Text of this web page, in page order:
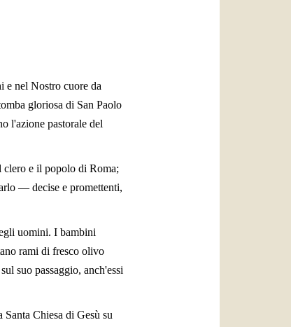
nel Nostro cuore da
gloriosa di San Paolo
l'azione pastorale del
clero e il popolo di Roma;
— decise e promettenti,
uomini. I bambini
rami di fresco olivo
suo passaggio, anch'essi
Chiesa di Gesù su